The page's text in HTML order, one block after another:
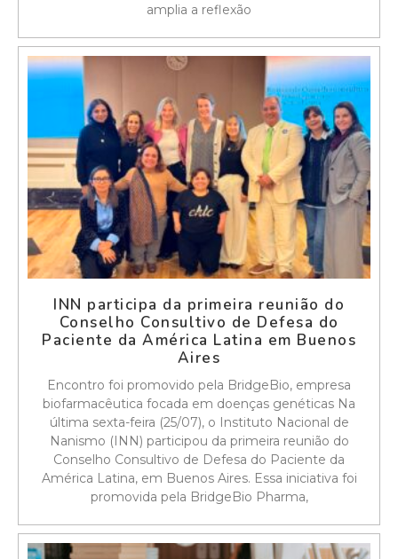
amplia a reflexão
INN participa da primeira reunião do
Conselho Consultivo de Defesa do
Paciente da América Latina em Buenos
Aires
Encontro foi promovido pela BridgeBio, empresa
biofarmacêutica focada em doenças genéticas Na
última sexta-feira (25/07), o Instituto Nacional de
Nanismo (INN) participou da primeira reunião do
Conselho Consultivo de Defesa do Paciente da
América Latina, em Buenos Aires. Essa iniciativa foi
promovida pela BridgeBio Pharma,